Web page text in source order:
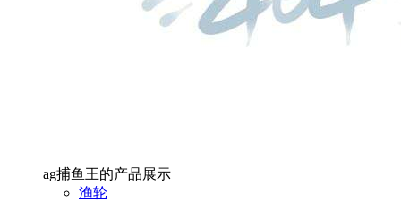
ag捕鱼王的产品展示
渔轮